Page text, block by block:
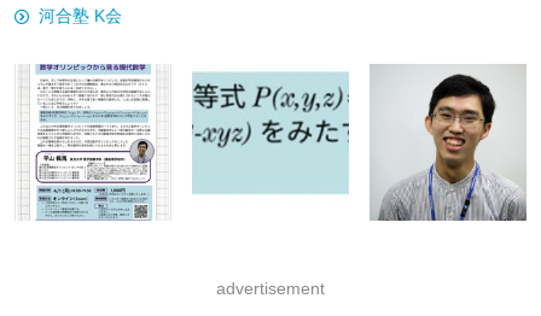
河合塾 K会
advertisement